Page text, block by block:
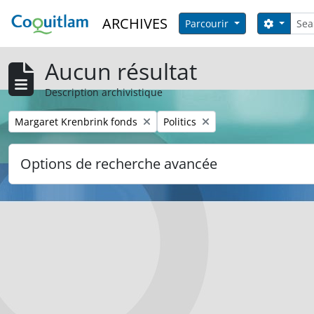
ARCHIVES Parcourir Search
Aucun résultat
Description archivistique
Remove filter:
Margaret Krenbrink fonds Remove filter:
Politics
Options de recherche avancée